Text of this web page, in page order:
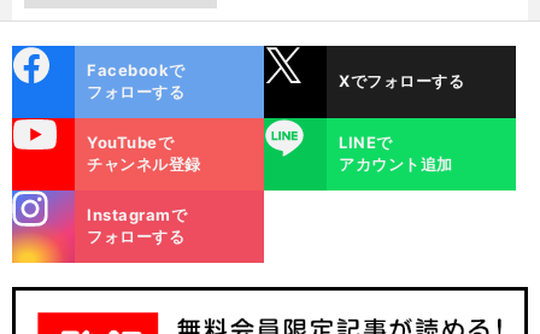
ok
Facebookで
フォローする
Xでフォローする
YouTubeで
チャンネル登録
LINE
LINEで
アカウント追加
m
Instagramで
フォローする